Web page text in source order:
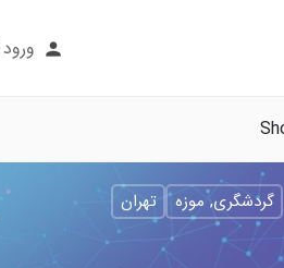
ورود
گردشگری, موزه تهران